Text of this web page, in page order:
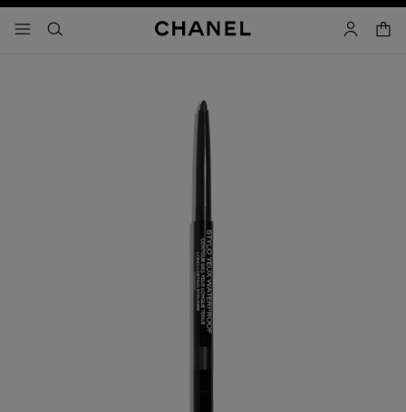
- navegación principal
buscar cuenta